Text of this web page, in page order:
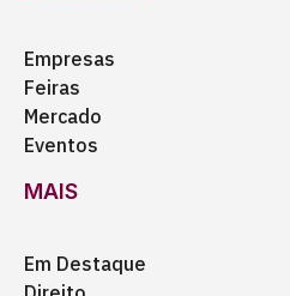
Empresas
Feiras
Mercado
Eventos
MAIS
Em Destaque